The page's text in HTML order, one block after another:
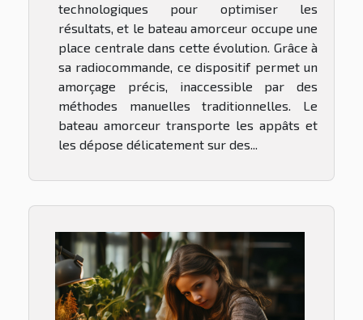
technologiques pour optimiser les
résultats, et le bateau amorceur occupe une
place centrale dans cette évolution. Grâce à
sa radiocommande, ce dispositif permet un
amorçage précis, inaccessible par des
méthodes manuelles traditionnelles. Le
bateau amorceur transporte les appâts et
les dépose délicatement sur des...